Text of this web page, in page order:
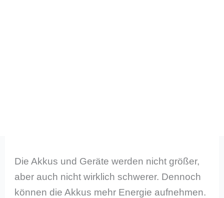
Die Akkus und Geräte werden nicht größer,
aber auch nicht wirklich schwerer. Dennoch
können die Akkus mehr Energie aufnehmen.